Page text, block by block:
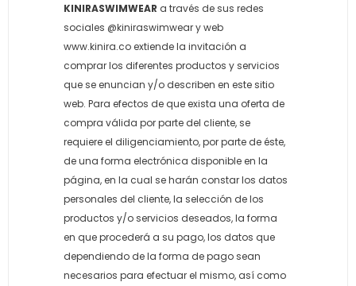
KINIRASWIMWEAR a través de sus redes
sociales @kiniraswimwear y web
www.kinira.co extiende la invitación a
comprar los diferentes productos y servicios
que se enuncian y/o describen en este sitio
web. Para efectos de que exista una oferta de
compra válida por parte del cliente, se
requiere el diligenciamiento, por parte de éste,
de una forma electrónica disponible en la
página, en la cual se harán constar los datos
personales del cliente, la selección de los
productos y/o servicios deseados, la forma
en que procederá a su pago, los datos que
dependiendo de la forma de pago sean
necesarios para efectuar el mismo, así como